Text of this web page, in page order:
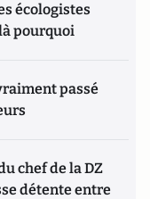
écologistes
pourquoi
passé
chef de la DZ
détente entre